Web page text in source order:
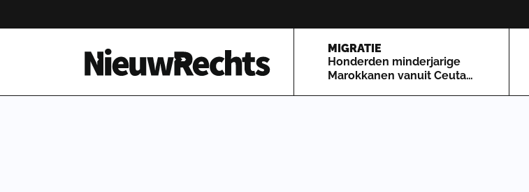
Homepage van NieuwRechts
MIGRATIE
Honderden minderjarige
Marokkanen vanuit Ceuta